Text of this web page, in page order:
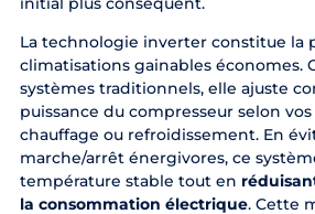
La technologie inverter constitue la
climatisations gainables économes.
systèmes traditionnels, elle ajuste
puissance du compresseur selon
chauffage ou refroidissement. En
marche/arrêt énergivores, ce
température stable tout en
la consommation électrique. Cette